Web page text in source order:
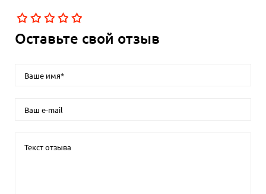
Оставьте свой отзыв